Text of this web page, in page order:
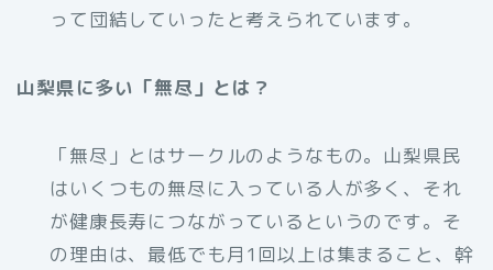
って団結していったと考えられています。
山梨県に多い「無尽」とは？
「無尽」とはサークルのようなもの。山梨県民
はいくつもの無尽に入っている人が多く、それ
が健康長寿につながっているというのです。そ
の理由は、最低でも月1回以上は集まること、幹